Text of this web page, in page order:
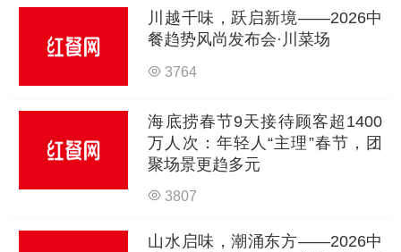
川越千味，跃启新境——2026中
餐趋势风尚发布会·川菜场
3764
海底捞春节9天接待顾客超1400
万人次：年轻人“主理”春节，团
聚场景更趋多元
3807
山水启味，潮涌东方——2026中